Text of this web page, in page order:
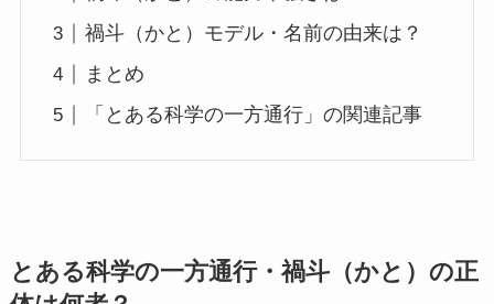
禍斗（かと）モデル・名前の由来は？
まとめ
「とある科学の一方通行」の関連記事
とある科学の一方通行・禍斗（かと）の正